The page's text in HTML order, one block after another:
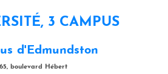
3 CAMPUS
d'Edmundston
boulevard Hébert